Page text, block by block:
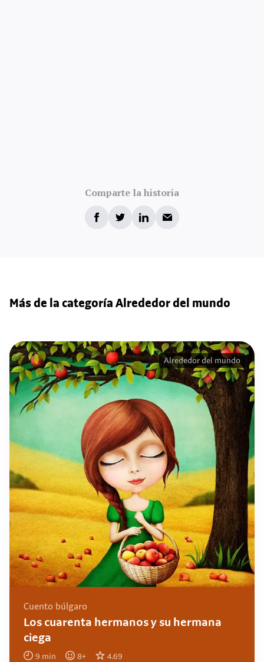
Comparte la historia
Más de la categoría Alrededor del mundo
Cuento búlgaro
Los cuarenta hermanos y su hermana
ciega
9 min 8+ 4.69
Alrededor del mundo